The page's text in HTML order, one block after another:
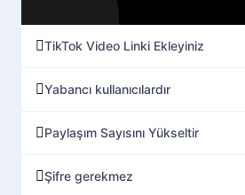
TikTok Video Linki Ekleyiniz
Yabancı kullanıcılardır
Paylaşım Sayısını Yükseltir
Şifre gerekmez